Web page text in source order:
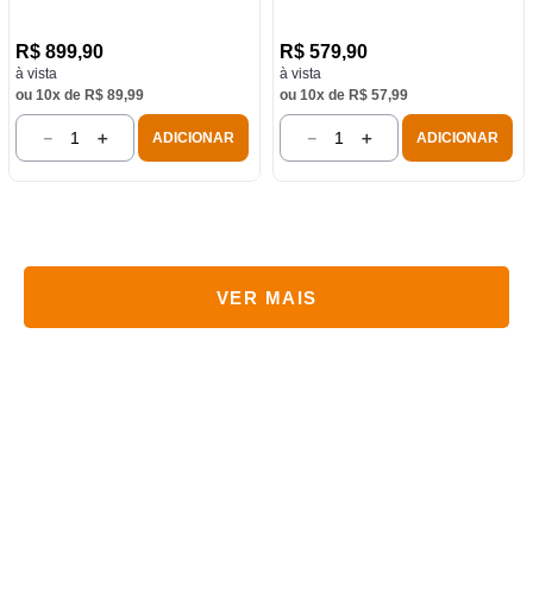
R$ 899,90
à vista
ou 10x de R$ 89,99
＋
－ ADICIONAR
R$ 579,90
à vista
ou 10x de R$ 57,99
＋
－ ADICIONAR